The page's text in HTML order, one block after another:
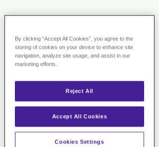
100% vegan - sans conservateur - sans
>> EN SAVOIR PLUS <<
SOIR
Déconseillé aux femmes enceintes ou
allaitantes et aux enfants de moins de 15
ans sauf avis médical contraire. Tenir hors
de portée des jeunes enfants.
By clicking “Accept All Cookies”, you agree to the
storing of cookies on your device to enhance site
navigation, analyze site usage, and assist in our
marketing efforts.
Reject All
Accept All Cookies
Cookies Settings